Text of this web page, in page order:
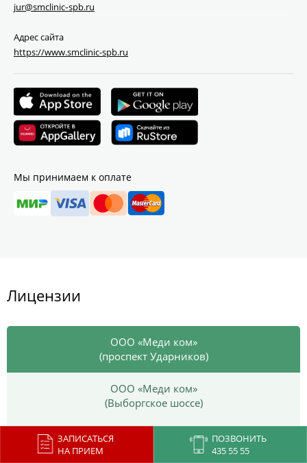
ЗАПИСАТЬСЯ
НА ПРИЕМ
ПОЗВОНИТЬ
435 55 55
jur@smclinic‑spb.ru
Адрес сайта
https://www.smclinic-spb.ru
Мы принимаем к оплате
Лицензии
ООО «Меди ком»
(проспект Ударников)
ООО «Меди ком»
(Выборгское шоссе)
ООО «Меди Лен»
(ул. Маршала Захарова)